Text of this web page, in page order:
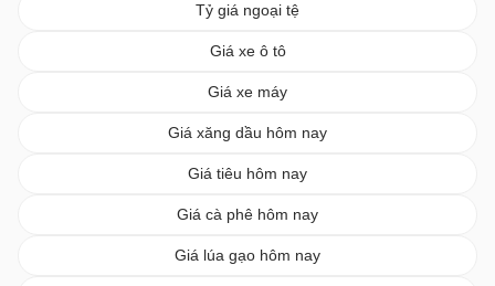
Tỷ giá ngoại tệ
Giá xe ô tô
Giá xe máy
Giá xăng dầu hôm nay
Giá tiêu hôm nay
Giá cà phê hôm nay
Giá lúa gạo hôm nay